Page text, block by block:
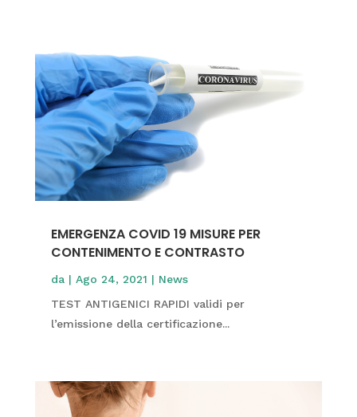
EMERGENZA COVID 19 MISURE PER
CONTENIMENTO E CONTRASTO
da | Ago 24, 2021 | News
TEST ANTIGENICI RAPIDI validi per
l’emissione della certificazione...